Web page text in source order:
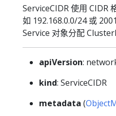
ServiceCIDR 使用 CIDR
如 192.168.0.0/24 或
Service 对象分配
apiVersion:
kind: ServiceCIDR
metadata (